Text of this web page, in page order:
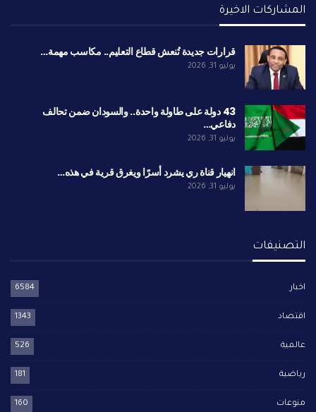
المشاركات الاخيرة
قرارات جديدة تُنعش قطاع التعليم.. مكاسب مهمة…
يوليو 31, 2026
43 دولة على طاولة واحدة.. والسودان ضمن تحالف
دفاعي…
يوليو 31, 2026
انهيار قناة ري يشرد أسرًا ويغرق قرية في هذه…
يوليو 31, 2026
التصنيفات
اخبار 6584
اقتصاد 1343
عالمية 526
رياضية 181
منوعات 160